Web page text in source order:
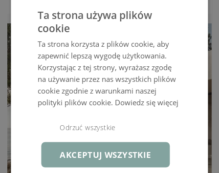
Ta strona używa plików
cookie
Ta strona korzysta z plików cookie, aby
zapewnić lepszą wygodę użytkowania.
Korzystając z tej strony, wyrażasz zgodę
na używanie przez nas wszystkich plików
cookie zgodnie z warunkami naszej
polityki plików cookie. Dowiedz się więcej
AKCEPTUJ WSZYSTKIE
Odrzuć wszystkie